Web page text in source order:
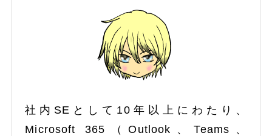
社内SEとして10年以上にわたり、
Microsoft 365（Outlook、Teams、